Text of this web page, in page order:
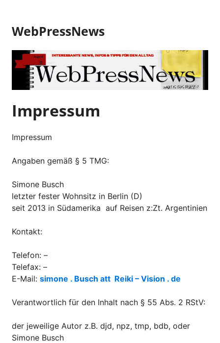
m
n
h
l
r
n
e
n
WebPressNews
Impressum
Impressum
Angaben gemäß § 5 TMG:
Simone Busch
letzter fester Wohnsitz in Berlin (D)
seit 2013 in Südamerika auf Reisen z:Zt. Argentinien
Kontakt:
Telefon: –
Telefax: –
E-Mail: simone . Busch att Reiki – Vision . de
Verantwortlich für den Inhalt nach § 55 Abs. 2 RStV:
der jeweilige Autor z.B. djd, npz, tmp, bdb, oder
Simone Busch